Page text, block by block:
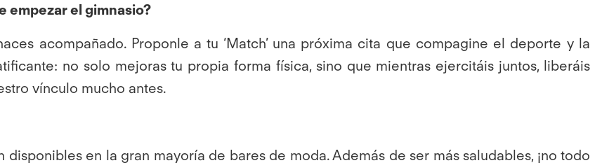
empezar el gimnasio?
acompañado. Proponle a tu ‘Match’ una próxima cita que compagine el deporte y la
no solo mejoras tu propia forma física, sino que mientras ejercitáis juntos, liberáis
vínculo mucho antes.
en la gran mayoría de bares de moda. Además de ser más saludables, ¡no todo